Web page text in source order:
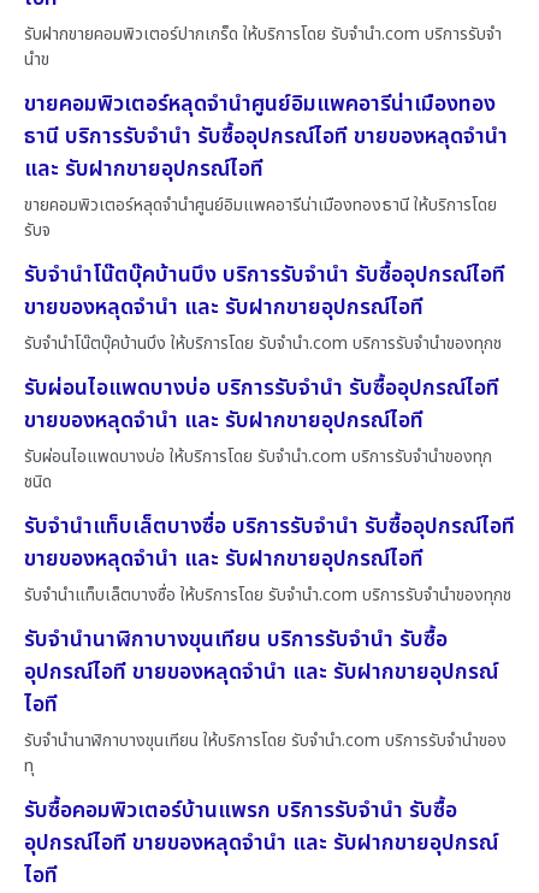
รับฝากขายคอมพิวเตอร์ปากเกร็ด ให้บริการโดย รับจํานํา.com บริการรับจำ
นำข
ขายคอมพิวเตอร์หลุดจำนำศูนย์อิมแพคอารีน่าเมืองทอง
ธานี บริการรับจำนำ รับซื้ออุปกรณ์ไอที ขายของหลุดจำนำ
และ รับฝากขายอุปกรณ์ไอที
ขายคอมพิวเตอร์หลุดจำนำศูนย์อิมแพคอารีน่าเมืองทองธานี ให้บริการโดย
รับจ
รับจำนำโน๊ตบุ๊คบ้านบึง บริการรับจำนำ รับซื้ออุปกรณ์ไอที
ขายของหลุดจำนำ และ รับฝากขายอุปกรณ์ไอที
รับจำนำโน๊ตบุ๊คบ้านบึง ให้บริการโดย รับจํานํา.com บริการรับจำนำของทุกช
รับผ่อนไอแพดบางบ่อ บริการรับจำนำ รับซื้ออุปกรณ์ไอที
ขายของหลุดจำนำ และ รับฝากขายอุปกรณ์ไอที
รับผ่อนไอแพดบางบ่อ ให้บริการโดย รับจํานํา.com บริการรับจำนำของทุก
ชนิด
รับจำนำแท็บเล็ตบางซื่อ บริการรับจำนำ รับซื้ออุปกรณ์ไอที
ขายของหลุดจำนำ และ รับฝากขายอุปกรณ์ไอที
รับจำนำแท็บเล็ตบางซื่อ ให้บริการโดย รับจํานํา.com บริการรับจำนำของทุกช
รับจำนำนาฬิกาบางขุนเทียน บริการรับจำนำ รับซื้อ
อุปกรณ์ไอที ขายของหลุดจำนำ และ รับฝากขายอุปกรณ์
ไอที
รับจำนำนาฬิกาบางขุนเทียน ให้บริการโดย รับจํานํา.com บริการรับจำนำของ
ทุ
รับซื้อคอมพิวเตอร์บ้านแพรก บริการรับจำนำ รับซื้อ
อุปกรณ์ไอที ขายของหลุดจำนำ และ รับฝากขายอุปกรณ์
ไอที